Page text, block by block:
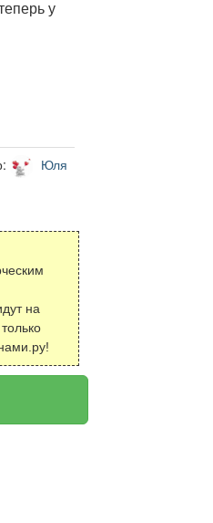
у
Юля
на